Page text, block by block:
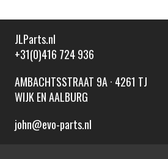
JLParts.nl
+31(0)416 724 936
AMBACHTSSTRAAT 9A · 4261 TJ
WIJK EN AALBURG
john@evo-parts.nl